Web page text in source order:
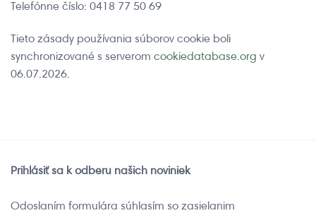
Telefónne číslo: 0418 77 50 69
Tieto zásady používania súborov cookie boli
synchronizované s serverom cookiedatabase.org v
06.07.2026.
Prihlásiť sa k odberu našich noviniek
Odoslaním formulára súhlasím so zasielanim